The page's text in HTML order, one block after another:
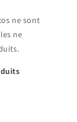
ne sont
ne